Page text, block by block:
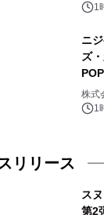
1
ニ
ズ
株式
1
リリース
ス
第2